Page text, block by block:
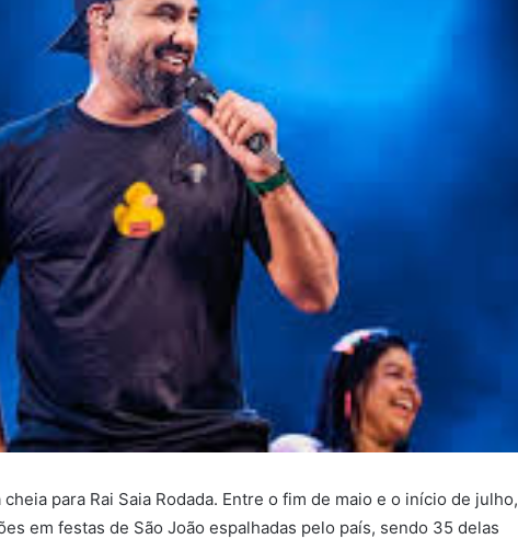
para Rai Saia Rodada. Entre o fim de maio e o início de julho,
em festas de São João espalhadas pelo país, sendo 35 delas